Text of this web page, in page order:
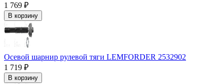
1 769 ₽
В корзину
Осевой шарнир рулевой тяги LEMFORDER 2532902
1 719 ₽
В корзину